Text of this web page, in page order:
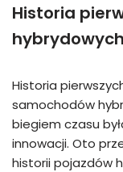
Historia
Historia
samochodów
biegiem czasu
innowacji. Oto
historii pojazdów